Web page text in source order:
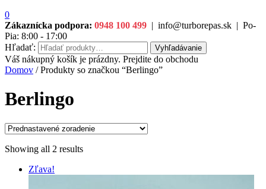
0
Zákaznícka podpora: 0948 100 499 | info@turborepas.sk | Po-
Pia: 8:00 - 17:00
Hľadať:
Vyhľadávanie
Váš nákupný košík je prázdny. Prejdite do obchodu
Domov / Produkty so značkou “Berlingo”
Berlingo
Showing all 2 results
Zľava!